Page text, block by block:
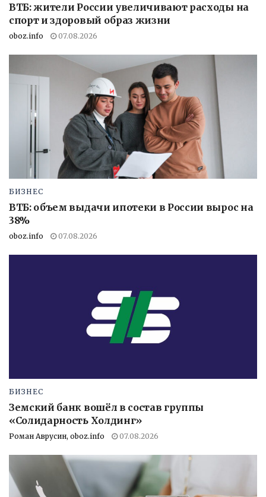
ВТБ: жители России увеличивают расходы на
спорт и здоровый образ жизни
oboz.info 07.08.2026
БИЗНЕС
ВТБ: объем выдачи ипотеки в России вырос на
38%
oboz.info 07.08.2026
БИЗНЕС
Земский банк вошёл в состав группы
«Солидарность Холдинг»
Роман Аврусин, oboz.info 07.08.2026